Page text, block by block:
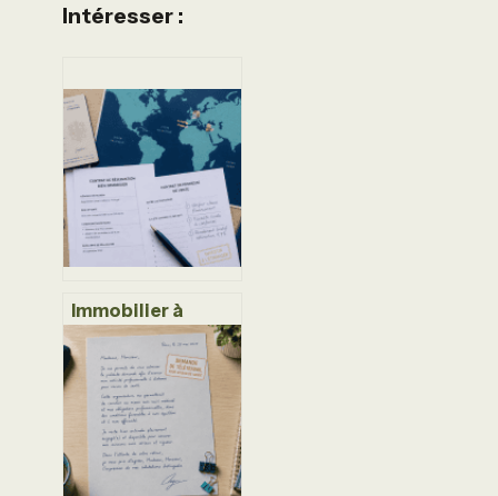
Intéresser :
Immobilier à
l’étranger :
comment doper
son rendement
tout en sécurisant
son capital